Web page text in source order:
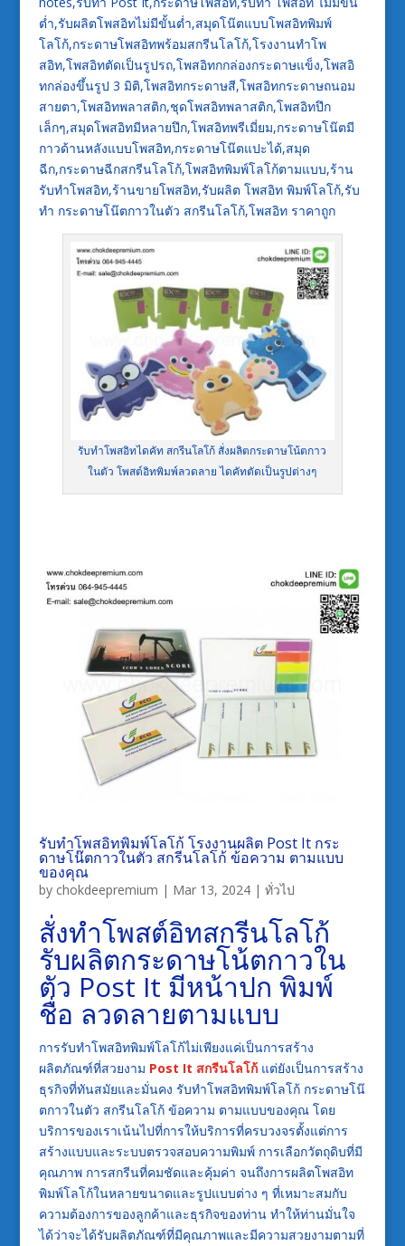
ต่ำ,รับผลิตโพสอิทไม่มีขั้นต่ำ,สมุดโน๊ตแบบโพสอิทพิมพ์
โลโก้,กระดาษโพสอิทพร้อมสกรีนโลโก้,โรงงานทำโพ
สอิท,โพสอิทตัดเป็นรูปรถ,โพสอิทกกล่องกระดาษแข็ง,โพสอิ
ทกล่องขึ้นรูป 3 มิติ,โพสอิทกระดาษสี,โพสอิทกระดาษถนอม
สายตา,โพสอิทพลาสติก,ชุดโพสอิทพลาสติก,โพสอิทปึก
เล็กๆ,สมุดโพสอิทมีหลายปึก,โพสอิทพรีเมี่ยม,กระดาษโน๊ตมี
กาวด้านหลังแบบโพสอิท,กระดาษโน๊ตแปะได้,สมุด
ฉีก,กระดาษฉีกสกรีนโลโก้,โพสอิทพิมพ์โลโก้ตามแบบ,ร้าน
รับทำโพสอิท,ร้านขายโพสอิท,รับผลิต โพสอิท พิมพ์โลโก้,รับ
ทำ กระดาษโน๊ตกาวในตัว สกรีนโลโก้,โพสอิท ราคาถูก
รับทำโพสอิทไดคัท สกรีนโลโก้ สั่งผลิตกระดาษโน้ตกาว
ในตัว โพสต์อิทพิมพ์ลวดลาย ไดคัทตัดเป็นรูปต่างๆ
รับทำโพสอิทพิมพ์โลโก้ โรงงานผลิต Post It กระ
ดาษโน๊ตกาวในตัว สกรีนโลโก้ ข้อความ ตามแบบ
ของคุณ
by chokdeepremium | Mar 13, 2024| ทั่วไป
สั่งทำโพสต์อิทสกรีนโลโก้
รับผลิตกระดาษโน้ตกาวใน
ตัว Post It มีหน้าปก พิมพ์
ชื่อ ลวดลายตามแบบ
การรับทำโพสอิทพิมพ์โลโก้ไม่เพียงแค่เป็นการสร้าง
ผลิตภัณฑ์ที่สวยงาม Post It สกรีนโลโก้แต่ยังเป็นการสร้าง
ธุรกิจที่ทันสมัยและมั่นคง รับทำโพสอิทพิมพ์โลโก้ กระดาษโน๊
ตกาวในตัว สกรีนโลโก้ ข้อความ ตามแบบของคุณ โดย
บริการของเราเน้นไปที่การให้บริการที่ครบวงจรตั้งแต่การ
สร้างแบบและระบบตรวจสอบความพิมพ์ การเลือกวัตถุดิบที่มี
คุณภาพ การสกรีนที่คมชัดและคุ้มค่า จนถึงการผลิตโพสอิท
พิมพ์โลโก้ในหลายขนาดและรูปแบบต่าง ๆ ที่เหมาะสมกับ
ความต้องการของลูกค้าและธุรกิจของท่าน ทำให้ท่านมั่นใจ
ได้ว่าจะได้รับผลิตภัณฑ์ที่มีคุณภาพและมีความสวยงามตามที่